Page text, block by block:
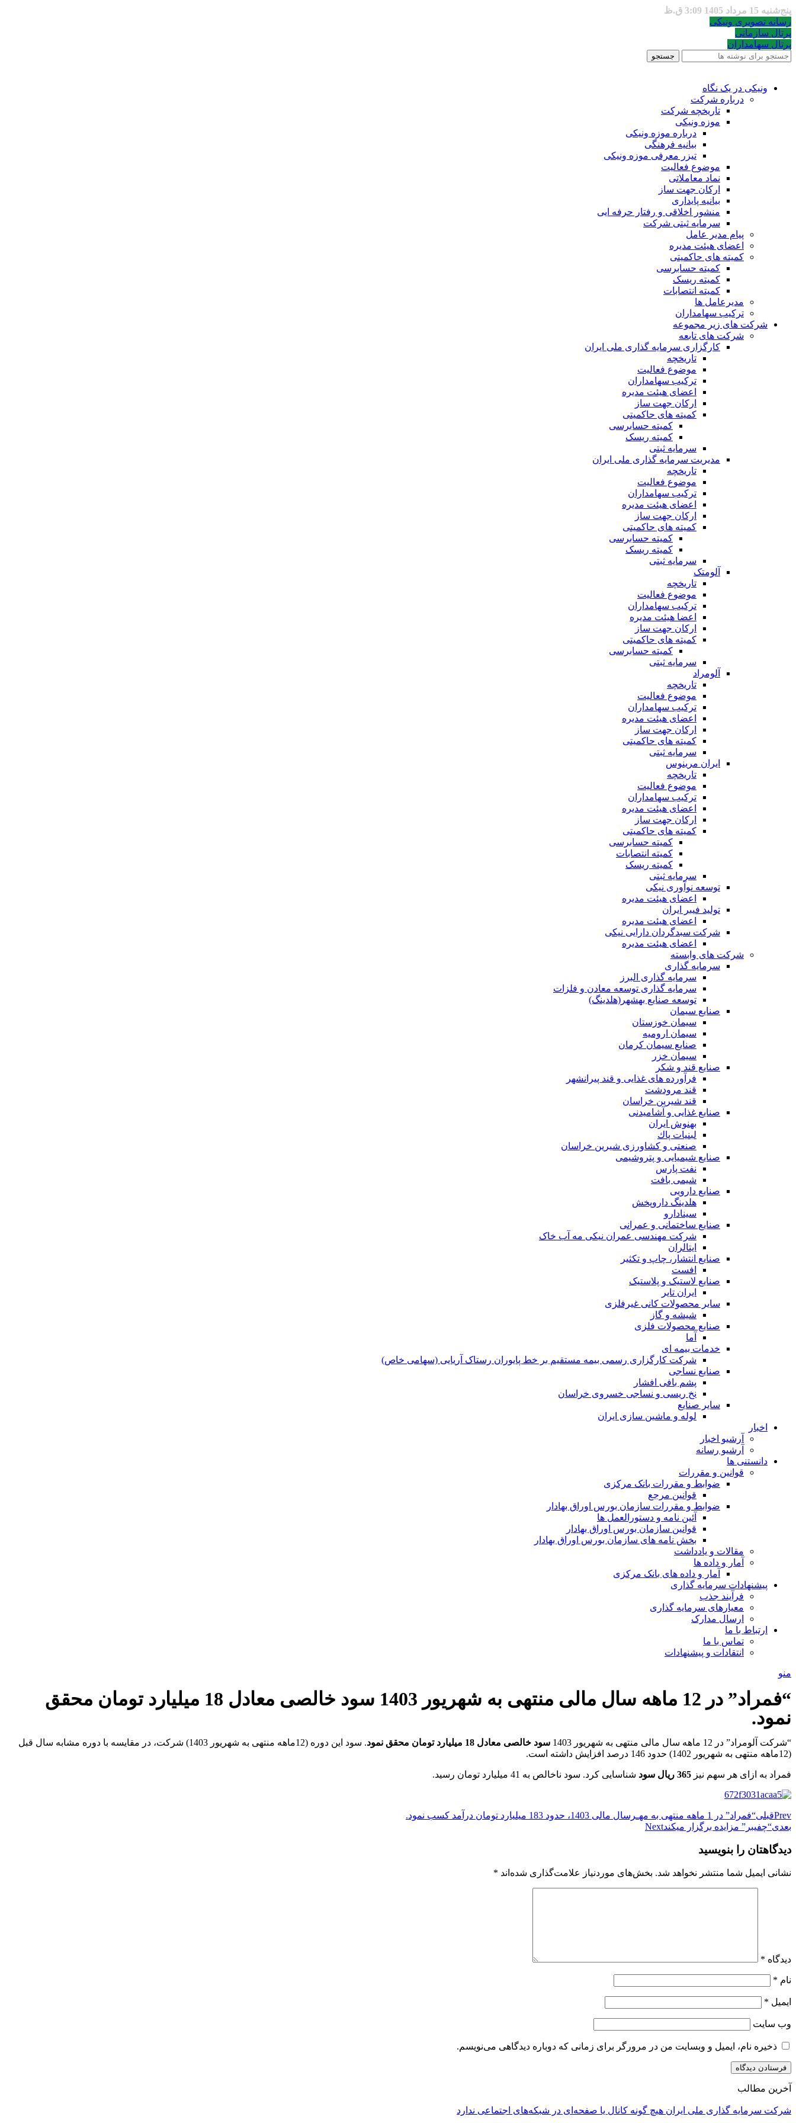
پنج‌شنبه 15 مرداد 1405 3:09 ق.ظ
رسانه تصویری ونیکی
پرتال سازمانی
پرتال سهامداران
جستجو
ونیکی در یک نگاه
درباره شرکت
تاریخچه شرکت
موزه ونیکی
درباره موزه ونیکی
بیانیه فرهنگی
تیزر معرفی موزه ونیکی
موضوع فعالیت
نماد معاملاتی
ارکان جهت ساز
بیانیه پایداری
منشور اخلاقی و رفتار حرفه ایی
سرمایه ثبتی شرکت
پیام مدیر عامل
اعضای هیئت مدیره
کمیته های حاکمیتی
کمیته حسابرسی
کمیته ریسک
کمیته انتصابات
مدیرعامل ها
ترکیب سهامداران
شرکت های زیر مجموعه
شرکت های تابعه
کارگزاری سرمایه گذاری ملی ایران
تاریخچه
موضوع فعالیت
ترکیب سهامداران
اعضای هیئت مدیره
ارکان جهت ساز
کمیته های حاکمیتی
کمیته حسابرسی
کمیته ریسک
سرمایه ثبتی
مدیریت سرمایه گذاری ملی ایران
تاریخچه
موضوع فعالیت
ترکیب سهامداران
اعضای هیئت مدیره
ارکان جهت ساز
کمیته های حاکمیتی
کمیته حسابرسی
کمیته ریسک
سرمایه ثبتی
آلومتک
تاریخچه
موضوع فعالیت
ترکیب سهامداران
اعضا هیئت مدیره
ارکان جهت ساز
کمیته های حاکمیتی
کمیته حسابرسی
سرمایه ثبتی
آلومراد
تاریخچه
موضوع فعالیت
ترکیب سهامداران
اعضای هیئت مدیره
ارکان جهت ساز
کمیته های حاکمیتی
سرمایه ثبتی
ایران مرینوس
تاریخچه
موضوع فعالیت
ترکیب سهامداران
اعضای هیئت مدیره
ارکان جهت ساز
کمیته های حاکمیتی
کمیته حسابرسی
کمیته انتصابات
کمیته ریسک
سرمایه ثبتی
توسعه نوآوری نیکی
اعضای هیئت مدیره
تولید فیبر ایران
اعضای هیئت مدیره
شرکت سبدگردان دارایی نیکی
اعضای هیئت مدیره
شرکت های وابسته
سرمایه گذاری
سرمایه گذاری البرز
سرمایه گذاری توسعه معادن و فلزات
توسعه‌ صنایع‌ بهشهر(هلدینگ)
صنایع سیمان
سیمان خوزستان
سیمان ارومیه
صنایع سیمان کرمان
سیمان خزر
صنایع قند و شکر
فرآورده های غذایی و قند پیرانشهر
قند مرودشت
قند شیرین خراسان
صنایع غذايی و آشاميدنی
بهنوش ایران
لبنيات پاك
صنعتی و کشاورزی شیرین خراسان
صنایع شیمیایی و پتروشیمی
نفت پارس
شیمی بافت
صنایع دارویی
هلدینگ داروپخش
سینادارو
صنایع ساختمانی و عمرانی
شرکت مهندسی عمران نیکی مه آب خاک
ایتالران
صنایع انتشار، چاپ و تکثير
افست
صنایع لاستیک و پلاستیک
ایران تایر
ساير محصولات كانی غيرفلزی
شیشه و گاز
صنایع محصولات فلزی
آما
خدمات بیمه ای
شرکت کارگزاری رسمی بیمه مستقیم بر خط پایوران رستاک آریایی (سهامی خاص)
صنایع نساجی
پشم بافی افشار
نخ ریسی و نساجی خسروی خراسان
سایر صنایع
لوله و ماشین سازی ایران
اخبار
آرشیو اخبار
آرشیو رسانه
دانستنی ها
قوانین و مقررات
ضوابط و مقررات بانک مرکزی
قوانين مرجع
ضوابط و مقررات سازمان بورس اوراق بهادار
آئین نامه و دستورالعمل ها
قوانین سازمان بورس اوراق بهادار
بخش نامه های سازمان بورس اوراق بهادار
مقالات و یادداشت
آمار و داده ها
آمار و داده های بانک مرکزی
پیشنهادات سرمایه گذاری
فرآیند جذب
معیارهای سرمایه گذاری
ارسال مدارک
ارتباط با ما
تماس با ما
انتقادات و پیشنهادات
منو
“فمراد” در 12 ماهه سال مالی منتهی به شهریور 1403 سود خالصی معادل 18 میلیارد تومان محقق
نمود.
“شرکت آلومراد” در 12 ماهه سال مالی منتهی به شهریور 1403 سود خالصی معادل 18 میلیارد تومان محقق نمود
. سود این دوره (12ماهه منتهی به شهریور 1403) شرکت، در مقایسه با دوره مشابه سال قبل
(12ماهه منتهی به شهریور 1402) حدود 146 درصد افزایش داشته است.
فمراد به ازای هر سهم نیز 365 ریال سود شناسایی کرد. سود ناخالص به 41 میلیارد تومان رسید.
Prevقبلی“فمراد” در 1 ماهه منتهی به مهـرسال مالی 1403، حدود 183 میلیارد تومان درآمد کسب نمود.
بعدی“چفیبر” مزایده برگزار میکندNext
دیدگاهتان را بنویسید
نشانی ایمیل شما منتشر نخواهد شد. بخش‌های موردنیاز علامت‌گذاری شده‌اند *
دیدگاه *
نام *
ایمیل *
وب‌ سایت
ذخیره نام، ایمیل و وبسایت من در مرورگر برای زمانی که دوباره دیدگاهی می‌نویسم.
آخرین مطالب
شرکت سرمایه گذاری ملی ایران هیچ گونه کانال یا صفحه‌ای در شبکه‌های اجتماعی ندارد